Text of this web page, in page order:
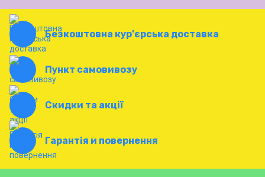
Безкоштовна кур'єрська доставка
Пункт самовивозу
Скидки та акції
Гарантія и повернення